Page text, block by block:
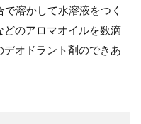
溶かして水溶液をつく
どのアロマオイルを数滴
オドラント剤のできあ